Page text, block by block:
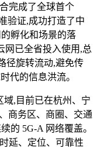
完成了全球首个
验证,成功打造了中
孵化和场景的落
网已全省投入使用,总
径旋转流动,避免传
代的信息洪流。
域,目前已在杭州、宁
商务区、商圈、交通
的 5G-A 网络覆盖。
延、定位、可靠性